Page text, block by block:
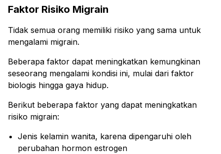
Faktor Risiko Migrain
Tidak semua orang memiliki risiko yang sama untuk
mengalami migrain.
Beberapa faktor dapat meningkatkan kemungkinan
seseorang mengalami kondisi ini, mulai dari faktor
biologis hingga gaya hidup.
Berikut beberapa faktor yang dapat meningkatkan
risiko migrain:
Jenis kelamin wanita, karena dipengaruhi oleh
perubahan hormon estrogen